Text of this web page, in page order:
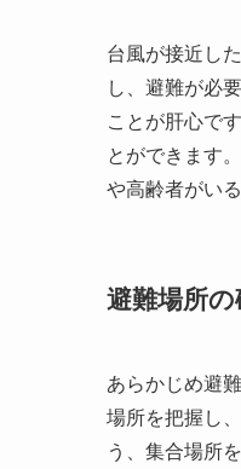
台風が接近し
し、避難が必
ことが肝心で
とができます
や高齢者がい
避難場所
あらかじめ避
場所を把握し
う、集合場所